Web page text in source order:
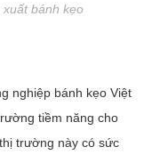
bánh kẹo
nghiệp bánh kẹo Việt
tiềm năng cho
trường này có sức